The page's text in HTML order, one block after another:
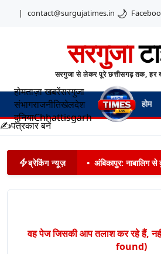
| contact@surgujatimes.in 🌙
सरगुजा
सरगुजा से लेकर पूरे छत्तीसगढ़ तक,
होमताज़ा खबरेंसरगुजा
संभागराजनीतिखेलदेश
दुनियाChhattisgarh
होम
✍️पत्रकार बनें
ब्रेकिंग न्यूज़ • अंबिकापुर: नाबालिग से
वह पेज जिसकी आप तलाश कर रहे हैं,
found)